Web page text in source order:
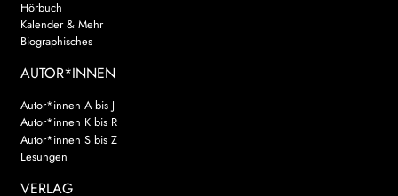
Hörbuch
Kalender & Mehr
Biographisches
AUTOR*INNEN
Autor*innen A bis J
Autor*innen K bis R
Autor*innen S bis Z
Lesungen
VERLAG